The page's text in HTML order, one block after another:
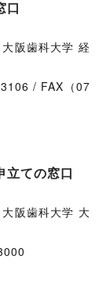
口
阪歯科大学 経
/ FAX（07
立ての窓口
阪歯科大学 大